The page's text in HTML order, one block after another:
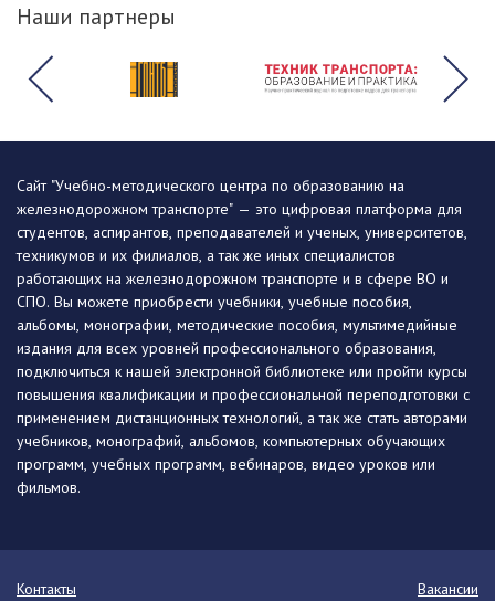
Наши партнеры
Сайт "Учебно-методического центра по образованию на
железнодорожном транспорте" — это цифровая платформа для
студентов, аспирантов, преподавателей и ученых, университетов,
техникумов и их филиалов, а так же иных специалистов
работающих на железнодорожном транспорте и в сфере ВО и
СПО. Вы можете приобрести учебники, учебные пособия,
альбомы, монографии, методические пособия, мультимедийные
издания для всех уровней профессионального образования,
подключиться к нашей электронной библиотеке или пройти курсы
повышения квалификации и профессиональной переподготовки с
применением дистанционных технологий, а так же стать авторами
учебников, монографий, альбомов, компьютерных обучающих
программ, учебных программ, вебинаров, видео уроков или
фильмов.
Контакты Вакансии